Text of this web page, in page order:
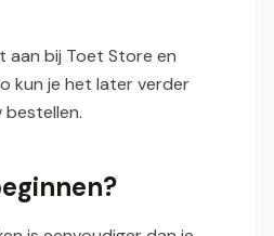
aan bij Toet Store en
kun je het later verder
bestellen.